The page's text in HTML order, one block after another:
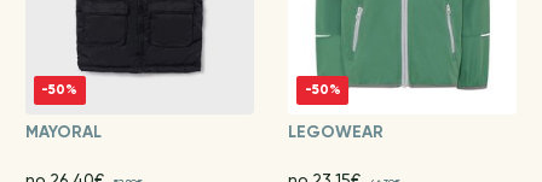
-50%
MAYORAL
-50%
LEGOWEAR